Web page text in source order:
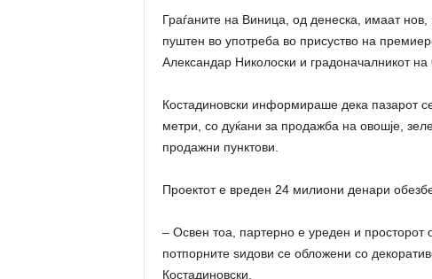
Граѓаните на Виница, од денеска, имаат
пуштен во употреба во присуство на
Александар Николоски и градоначалникот
Костадиновски информираше дека пазарот
метри, со дуќани за продажба на овошје,
продажни пунктови.
Проектот е вреден 24 милиони денари
– Освен тоа, партерно е уреден и просторoт
потпорните ѕидови се обложени со
Костадиновски.